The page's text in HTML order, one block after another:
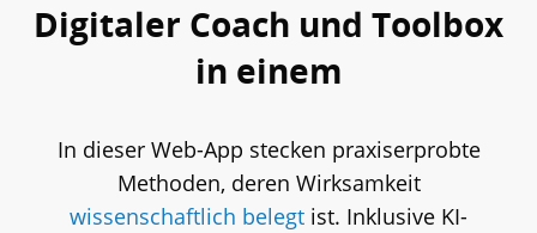
Digitaler Coach und Toolbox
in einem
In dieser Web-App stecken praxiserprobte
Methoden, deren Wirksamkeit
wissenschaftlich belegt ist. Inklusive KI-